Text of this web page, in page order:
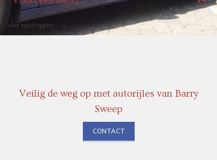
Hier tekst typen
Veilig de weg op met autorijles van Barry
Sweep
CONTACT